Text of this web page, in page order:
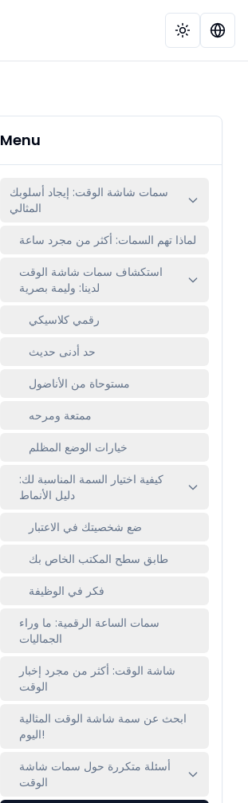
Menu
سمات شاشة الوقت: إيجاد أسلوبك
المثالي
لماذا تهم السمات: أكثر من مجرد ساعة
استكشاف سمات شاشة الوقت
لدينا: وليمة بصرية
رقمي كلاسيكي
حد أدنى حديث
مستوحاة من الأناضول
ممتعة ومرحه
خيارات الوضع المظلم
كيفية اختيار السمة المناسبة لك:
دليل الأنماط
ضع شخصيتك في الاعتبار
طابق سطح المكتب الخاص بك
فكر في الوظيفة
سمات الساعة الرقمية: ما وراء
الجماليات
شاشة الوقت: أكثر من مجرد إخبار
الوقت
ابحث عن سمة شاشة الوقت المثالية
اليوم!
أسئلة متكررة حول سمات شاشة
الوقت